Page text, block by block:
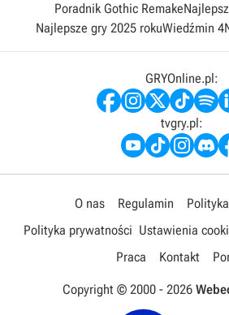
Poradnik Gothic Remake
Najlepsze gry 2025 rokuWiedźmin 4
GRYOnline.pl:
tvgry.pl:
O nas Regulamin
Polityka prywatności Ustawienia
Praca
Kontakt
Copyright © 2000 - 2026